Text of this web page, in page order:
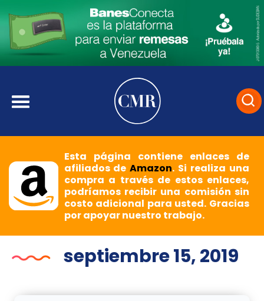
Esta página contiene enlaces de
afiliados deAmazon. Si realiza una
compra a través de estos enlaces,
podríamos recibir una comisión sin
costo adicional para usted. Gracias
por apoyar nuestro trabajo.
septiembre 15, 2019